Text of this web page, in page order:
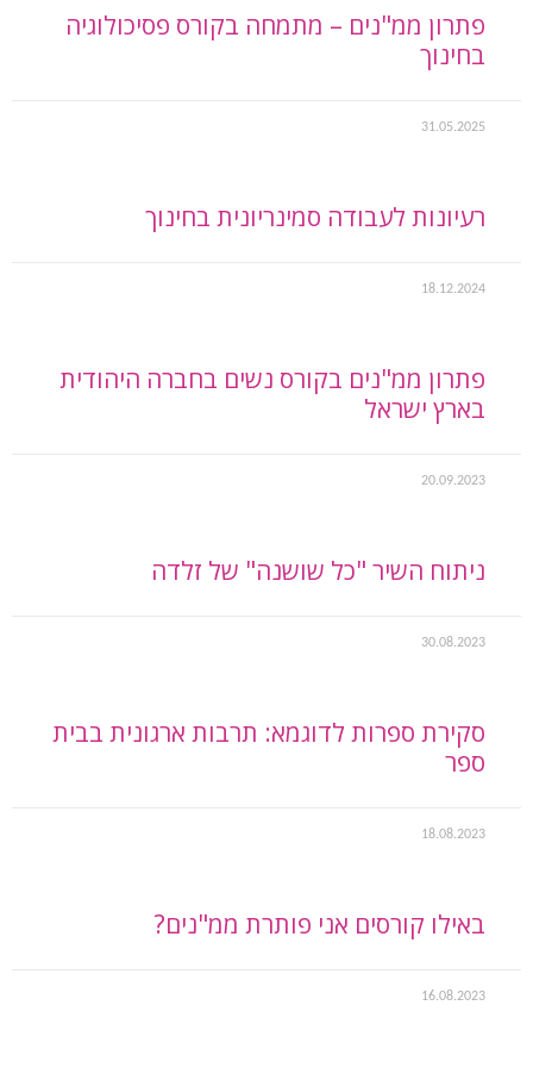
פתרון ממ"נים – מתמחה בקורס פסיכולוגיה
בחינוך
31.05.2025
רעיונות לעבודה סמינריונית בחינוך
18.12.2024
פתרון ממ"נים בקורס נשים בחברה היהודית
בארץ ישראל
20.09.2023
ניתוח השיר "כל שושנה" של זלדה
30.08.2023
סקירת ספרות לדוגמא: תרבות ארגונית בבית
ספר
18.08.2023
באילו קורסים אני פותרת ממ"נים?
16.08.2023